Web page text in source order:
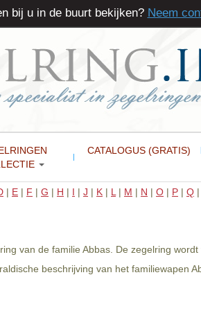
CATALOGUS (GRATIS)
| E | F | G | H | I | J | K | L | M | N | O | P | Q |
van de familie Abbas. De zegelring
beschrijving van het familiewapen
bij u in de buurt bekijken? Neem